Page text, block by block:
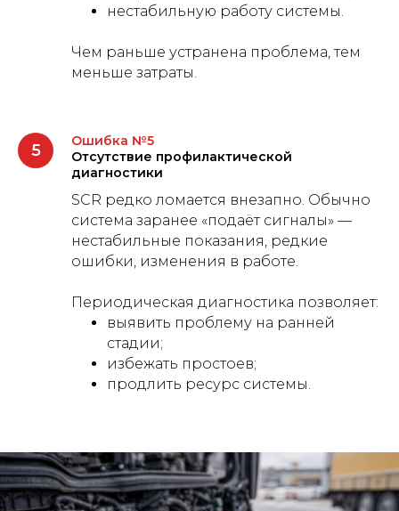
нестабильную работу системы.
Чем раньше устранена проблема, тем
меньше затраты.
Ошибка №5
Отсутствие профилактической
диагностики
SCR редко ломается внезапно. Обычно
система заранее «подаёт сигналы» —
нестабильные показания, редкие
ошибки, изменения в работе.
Периодическая диагностика позволяет:
выявить проблему на ранней
стадии;
избежать простоев;
продлить ресурс системы.